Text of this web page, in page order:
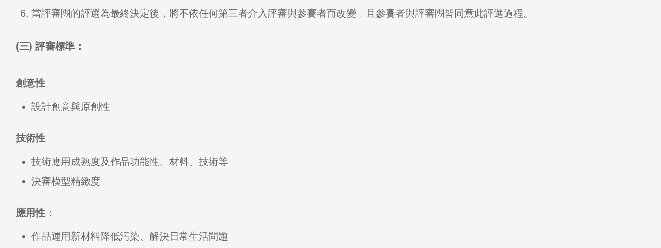
當評審團的評選為最終決定後，將不依任何第三者介入評審與參賽者而改變，且參賽者與評審團皆同意此評選過程。
(三) 評審標準：
創意性
設計創意與原創性
技術性
技術應用成熟度及作品功能性、材料、技術等
決審模型精緻度
應用性：
作品運用新材料降低污染、解決日常生活問題